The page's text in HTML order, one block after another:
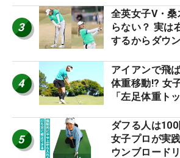
3
全英女子V・
らない？ 実は
するからダウ
4
アイアンで飛
体重移動!? 女
「左足体重ト
5
ダフる人は100
女子プロが実
ウンブロード